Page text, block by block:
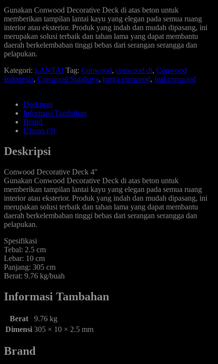
Gunakan Conwood Decorative Deck di atas beton untuk
memberikan tampilan lantai kayu yang elegan pada semua ruang
interior atau eksterior. Produk yang indah dan mudah dipasang, ini
merupakan solusi terbaik dan tahan lama yang dapat membantu
daerah berkelembaban tinggi bebas dari serangan serangga dan
pelapukan.
Kategori: LANTAI Tag: Conwood, conwood di, Conwood
Indonesia, Conwood Surabaya, harga conwood, jual conwood
Deskripsi
Informasi Tambahan
Brand
Ulasan (3)
Deskripsi
Conwood Decorative Deck 4″
Gunakan Conwood Decorative Deck di atas beton untuk
memberikan tampilan lantai kayu yang elegan pada semua ruang
interior atau eksterior. Produk yang indah dan mudah dipasang, ini
merupakan solusi terbaik dan tahan lama yang dapat membantu
daerah berkelembaban tinggi bebas dari serangan serangga dan
pelapukan.
Spesifikasi
Tebal: 2.5 cm
Lebar: 10 cm
Panjang: 305 cm
Berat: 9.76 kg/buah
Informasi Tambahan
Berat
9.76 kg
Dimensi 305 × 10 × 2.5 mm
Brand